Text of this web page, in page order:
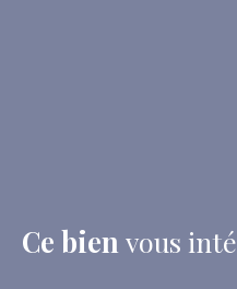
Ce bien vous